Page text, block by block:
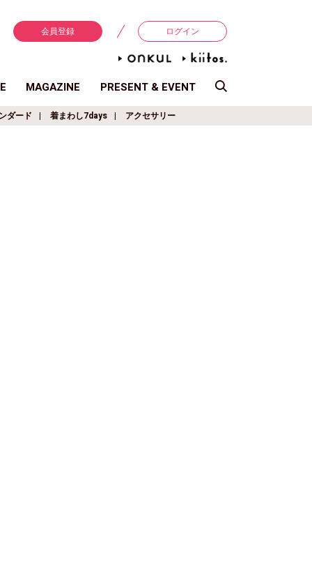
会員登録 ログイン
MAGAZINE PRESENT & EVENT
ダード 着まわし7days アクセサリー